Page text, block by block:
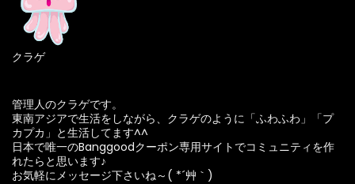
クラゲ
管理人のクラゲです。
東南アジアで生活をしながら、クラゲのように「ふわふわ」「プ
カプカ」と生活してます^^
日本で唯一のBanggoodクーポン専用サイトでコミュニティを作
れたらと思います♪
お気軽にメッセージ下さいね～( *´艸｀)